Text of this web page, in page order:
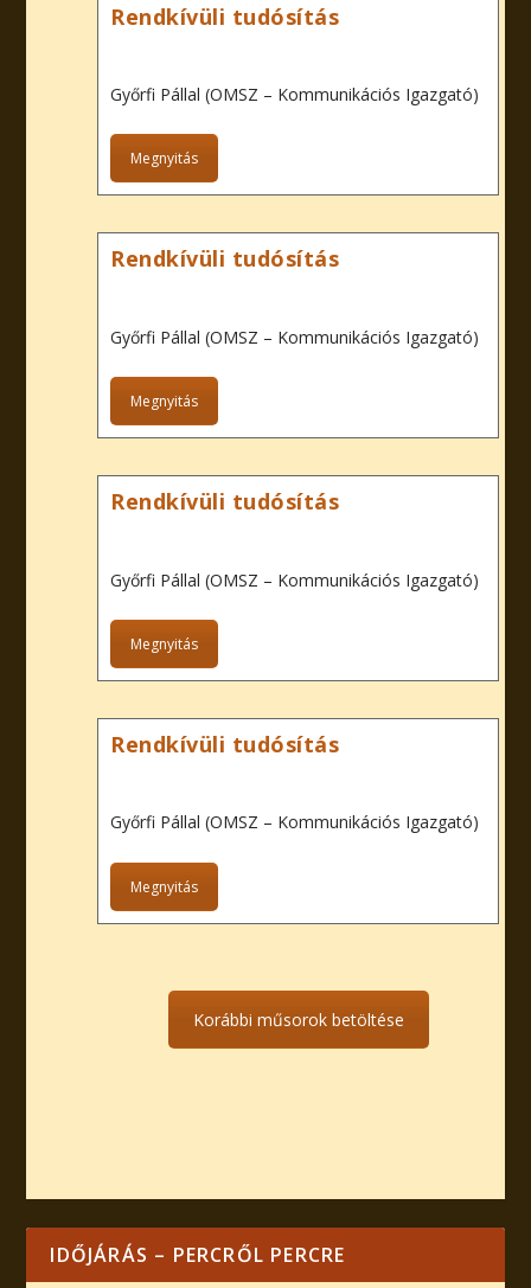
Rendkívüli tudósítás
Győrfi Pállal (OMSZ – Kommunikációs Igazgató)
Megnyitás
Rendkívüli tudósítás
Győrfi Pállal (OMSZ – Kommunikációs Igazgató)
Megnyitás
Rendkívüli tudósítás
Győrfi Pállal (OMSZ – Kommunikációs Igazgató)
Megnyitás
Rendkívüli tudósítás
Győrfi Pállal (OMSZ – Kommunikációs Igazgató)
Megnyitás
Korábbi műsorok betöltése
IDŐJÁRÁS – PERCRŐL PERCRE